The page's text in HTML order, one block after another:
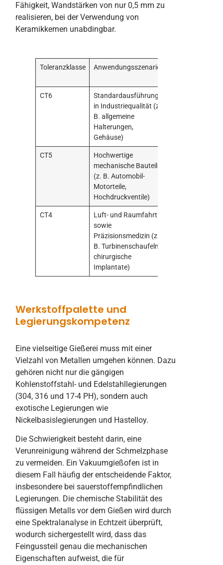
Fähigkeit, Wandstärken von nur 0,5 mm zu
realisieren, bei der Verwendung von
Keramikkernen unabdingbar.
Toleranzklasse Anwendungsszenarien
CT6
Standardausführung
in Industriequalität (z.
B. allgemeine
Halterungen,
Gehäuse)
CT5
Hochwertige
mechanische Bauteile
(z. B. Automobil-
Motorteile,
Hochdruckventile)
CT4
Luft- und Raumfahrt
sowie
Präzisionsmedizin (z.
B. Turbinenschaufeln,
chirurgische
Implantate)
Werkstoffpalette und
Legierungskompetenz
Eine vielseitige Gießerei muss mit einer
Vielzahl von Metallen umgehen können. Dazu
gehören nicht nur die gängigen
Kohlenstoffstahl- und Edelstahllegierungen
(304, 316 und 17-4 PH), sondern auch
exotische Legierungen wie
Nickelbasislegierungen und Hastelloy.
Die Schwierigkeit besteht darin, eine
Verunreinigung während der Schmelzphase
zu vermeiden. Ein Vakuumgießofen ist in
diesem Fall häufig der entscheidende Faktor,
insbesondere bei sauerstoffempfindlichen
Legierungen. Die chemische Stabilität des
flüssigen Metalls vor dem Gießen wird durch
eine Spektralanalyse in Echtzeit überprüft,
wodurch sichergestellt wird, dass das
Feingussteil genau die mechanischen
Eigenschaften aufweist, die für